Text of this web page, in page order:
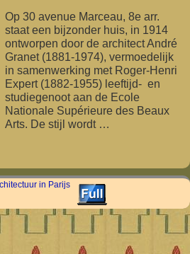
Op 30 avenue Marceau, 8e arr.
staat een bijzonder huis, in 1914
ontworpen door de architect André
Granet (1881-1974), vermoedelijk
in samenwerking met Roger-Henri
Expert (1882-1955) leeftijd- en
studiegenoot aan de Ecole
Nationale Supérieure des Beaux
Arts. De stijl wordt …
in Parijs